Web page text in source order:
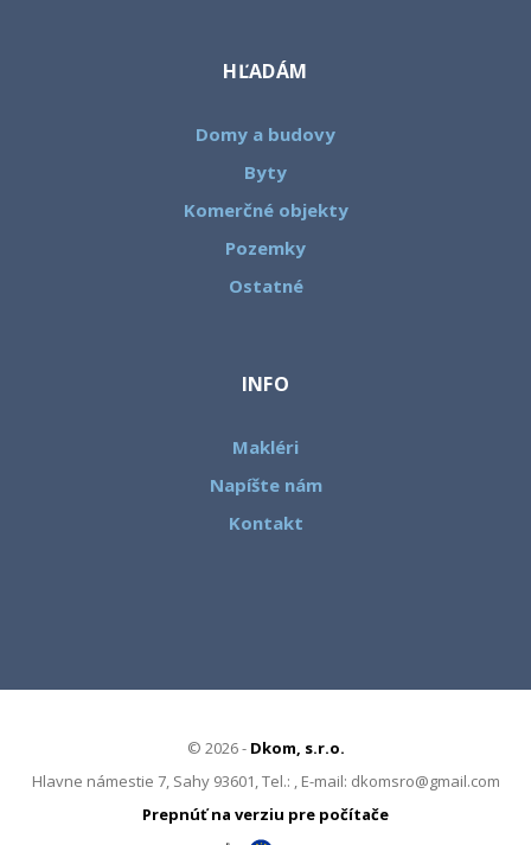
HĽADÁM
Domy a budovy
Byty
Komerčné objekty
Pozemky
Ostatné
INFO
Makléri
Napíšte nám
Kontakt
© 2026 - Dkom, s.r.o.
Hlavne námestie 7, Sahy 93601, Tel.: , E-mail: dkomsro@gmail.com
Prepnúť na verziu pre počítače